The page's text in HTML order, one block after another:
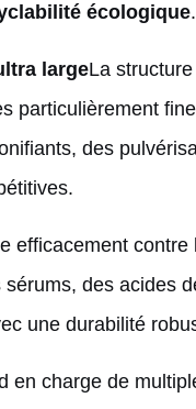
écologique.
largeLa
particulièrement
des
efficacement
des acides
une durabilité
en charge de